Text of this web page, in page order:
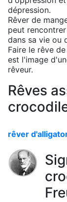
dépression.
Rêver de
peut
dans sa vie ou
Faire le rêve
est l'image
rêveur.
Rêves
rêver